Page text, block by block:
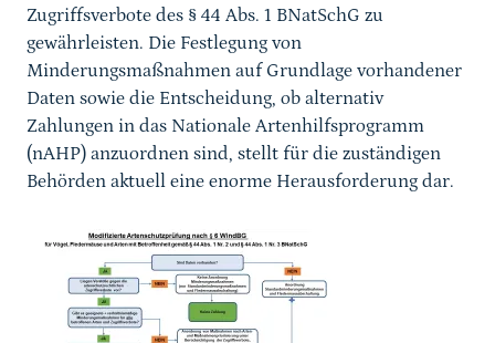
Zugriffsverbote des § 44 Abs. 1 BNatSchG zu
gewährleisten. Die Festlegung von
Minderungsmaßnahmen auf Grundlage vorhandener
Daten sowie die Entscheidung, ob alternativ
Zahlungen in das Nationale Artenhilfsprogramm
(nAHP) anzuordnen sind, stellt für die zuständigen
Behörden aktuell eine enorme Herausforderung dar.